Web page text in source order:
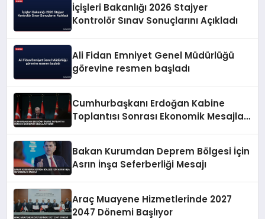
İçişleri Bakanlığı 2026 Stajyer
Kontrolör Sınav Sonuçlarını Açıkladı
Ali Fidan Emniyet Genel Müdürlüğü
görevine resmen başladı
Cumhurbaşkanı Erdoğan Kabine
Toplantısı Sonrası Ekonomik Mesajlar
Bakan Kurumdan Deprem Bölgesi İçin
Asrın İnşa Seferberliği Mesajı
Araç Muayene Hizmetlerinde 2027
2047 Dönemi Başlıyor